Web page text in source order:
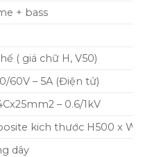
+ bass
( giá chữ H, V50)
60V – 5A (Điện tử)
– 0.6/1kV
kich thước H500 x
dây